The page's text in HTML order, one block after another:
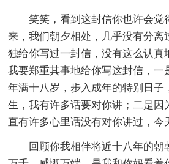
笑笑，看到这封信你也许会觉
来，我们朝夕相处，几乎没有分离
独给你写过一封信，没有这么认真
我要郑重其事地给你写这封信，一
年满十八岁，步入成年的特别日子
生，我有许多话要对你讲；二是因
直有许多心里话没有对你讲过，今
回顾你我相伴将近十八年的朝